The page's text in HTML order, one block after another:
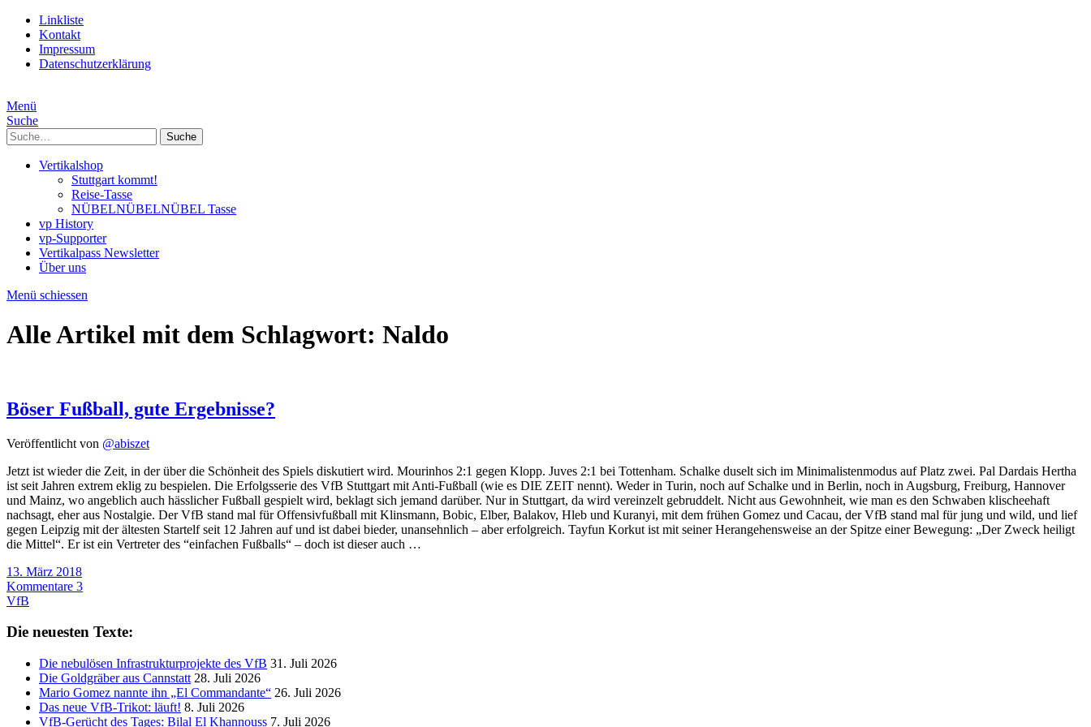
Linkliste
Kontakt
Impressum
Datenschutzerklärung
Menü
Suche
Suche
Vertikalshop
Stuttgart kommt!
Reise-Tasse
NÜBELNÜBELNÜBEL Tasse
vp History
vp-Supporter
Vertikalpass Newsletter
Über uns
Menü schiessen
Alle Artikel mit dem Schlagwort: Naldo
Böser Fußball, gute Ergebnisse?
Veröffentlicht von @abiszet
Jetzt ist wieder die Zeit, in der über die Schönheit des Spiels diskutiert wird. Mourinhos 2:1 gegen Klopp. Juves 2:1 bei Tottenham. Schalke duselt sich im Minimalistenmodus auf Platz zwei. Pal Dardais Hertha
ist seit Jahren extrem eklig zu bespielen. Die Erfolgsserie des VfB Stuttgart mit Anti-Fußball (wie es DIE ZEIT nennt). Weder in Turin, noch auf Schalke und in Berlin, noch in Augsburg, Freiburg, Hannover
und Mainz, wo angeblich auch hässlicher Fußball gespielt wird, beklagt sich jemand darüber. Nur in Stuttgart, da wird vereinzelt gebruddelt. Nicht aus Gewohnheit, wie man es den Schwaben klischeehaft
nachsagt, eher aus Nostalgie. Der VfB stand mal für Offensivfußball mit Klinsmann, Bobic, Elber, Balakov, Hleb und Kuranyi, mit dem frühen Gomez und Cacau, der VfB stand mal für jung und wild, und lief
gegen Leipzig mit der ältesten Startelf seit 12 Jahren auf und ist dabei bieder, unansehnlich – aber erfolgreich. Tayfun Korkut ist mit seiner Herangehensweise an der Spitze einer Bewegung: „Der Zweck heiligt
die Mittel“. Er ist ein Vertreter des “einfachen Fußballs“ – doch ist dieser auch …
13. März 2018
Kommentare 3
VfB
Die neuesten Texte:
Die nebulösen Infrastrukturprojekte des VfB 31. Juli 2026
Die Goldgräber aus Cannstatt 28. Juli 2026
Mario Gomez nannte ihn „El Commandante“ 26. Juli 2026
Das neue VfB-Trikot: läuft! 8. Juli 2026
VfB-Gerücht des Tages: Bilal El Khannouss 7. Juli 2026